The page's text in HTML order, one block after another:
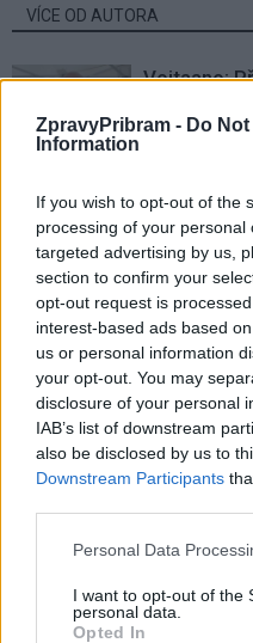
ZpravyPribram - Do
Information
If you wish to opt-out of the
processing of your
targeted advertising by us,
section to confirm your
opt-out request is
interest-based ads based
us or personal information
your opt-out. You may
disclosure of your personal
IAB’s list of downstream
also be disclosed by us to
Downstream Participants
Personal Data
I want to opt-out of the
personal data.
Opted In
VÍCE OD AUTORA
Rozhovory
Vojtaano:
Rozhovory
Daniel
prostředí.
říká jeho
Drážkov